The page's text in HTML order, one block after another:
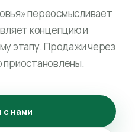
переосмысливает
концепцию и
этапу. Продажи через
приостановлены.
с нами